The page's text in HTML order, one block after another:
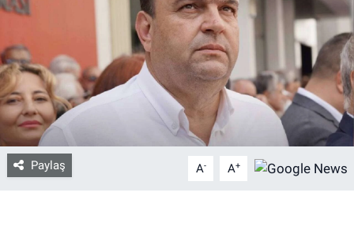
Paylaş A- A+
İletişim/Künye
Yaşam
Gözden Kaçmasın